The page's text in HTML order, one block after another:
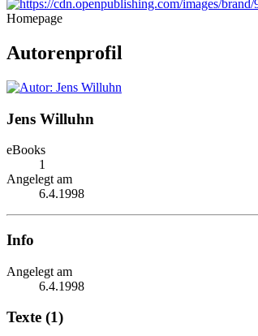
Homepage
Autorenprofil
Jens Willuhn
eBooks
1
Angelegt am
6.4.1998
Info
Angelegt am
6.4.1998
Texte (1)